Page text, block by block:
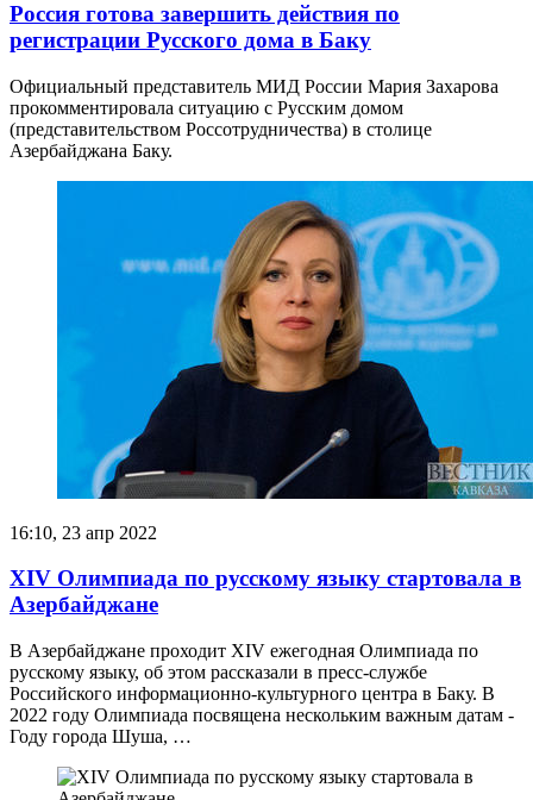
Россия готова завершить действия по
регистрации Русского дома в Баку
Официальный представитель МИД России Мария Захарова
прокомментировала ситуацию с Русским домом
(представительством Россотрудничества) в столице
Азербайджана Баку.
16:10, 23 апр 2022
XIV Олимпиада по русскому языку стартовала в
Азербайджане
В Азербайджане проходит XIV ежегодная Олимпиада по
русскому языку, об этом рассказали в пресс-службе
Российского информационно-культурного центра в Баку. В
2022 году Олимпиада посвящена нескольким важным датам -
Году города Шуша, …